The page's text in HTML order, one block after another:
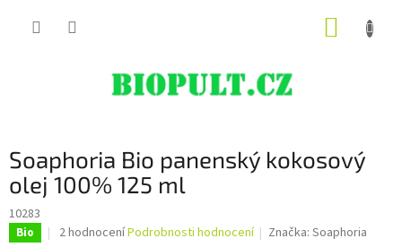
Soaphoria Bio panenský kokosový
olej 100% 125 ml
10283
Bio
Průměrné
2 hodnoceníPodrobnosti hodnocení Značka:Soaphoria